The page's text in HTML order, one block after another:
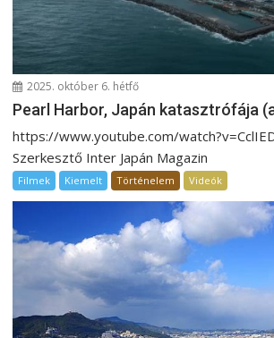
á
c
i
ó 2025. október 6. hétfő
Pearl Harbor, Japán katasztrófája
https://www.youtube.com/
Szerkesztő Inter Japán Magazin
Filmek Kiemelt Történelem Videók